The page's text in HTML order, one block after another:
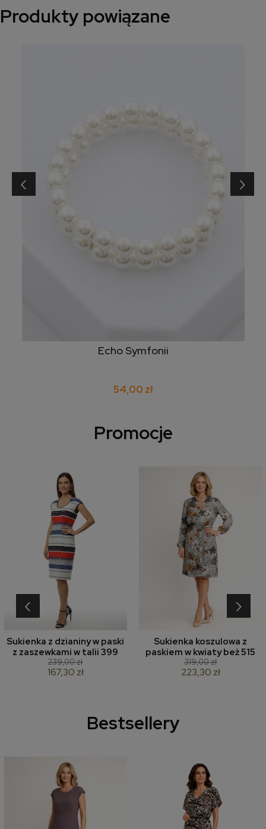
Produkty powiązane
Echo Symfonii
54,00 zł
‹ ›
Promocje
Sukienka z dzianiny w paski
z zaszewkami w talii 399
239,00 zł
167,30 zł
Sukienka koszulowa z
paskiem w kwiaty beż 515
319,00 zł
223,30 zł
‹ ›
Bestsellery